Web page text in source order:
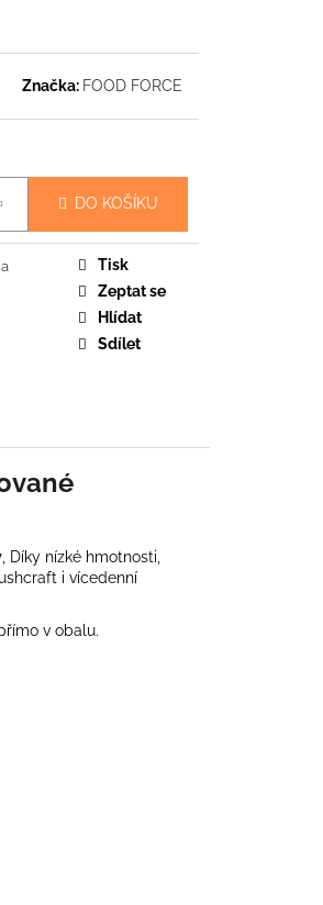
Značka: FOOD FORCE
DO KOŠÍKU
Tisk
Zeptat se
Hlídat
Sdílet
, Díky nízké hmotnosti,
i vícedenní
v obalu.